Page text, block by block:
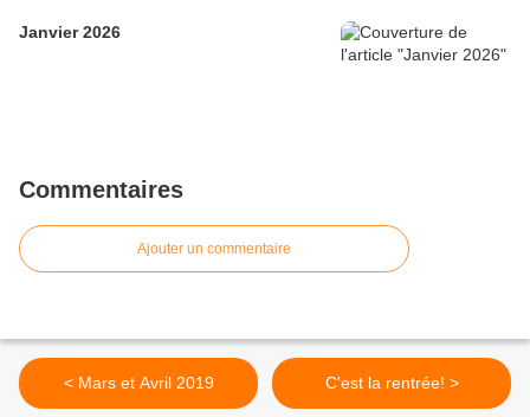
Janvier 2026
Commentaires
Ajouter un commentaire
< Mars et Avril 2019 C'est la rentrée! >